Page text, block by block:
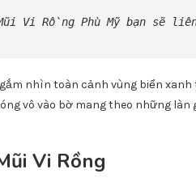
Vi Rồng Phù Mỹ bạn sẽ
nhìn toàn cảnh vùng biển
vô vào bờ mang theo những
Vi Rồng